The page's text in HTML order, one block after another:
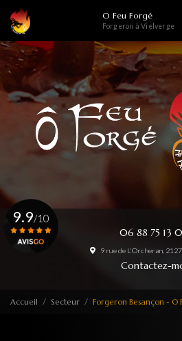
contenu
principal
O Feu Forgé
Forgeron à Vielverge
06 88 75 13
9 rue de L'Orcheran,
Contactez-
9.9/10
Accueil Secteur Forgeron Besançon - O